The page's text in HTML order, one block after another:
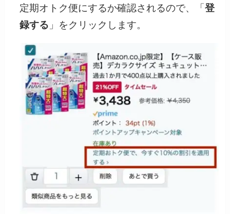
定期オトク便にするか確認されるので、「登
録する 」をクリックします。